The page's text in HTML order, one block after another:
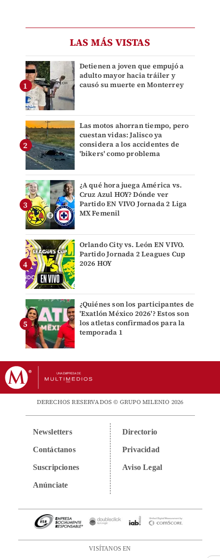
LAS MÁS VISTAS
Detienen a joven que empujó a
adulto mayor hacia tráiler y
causó su muerte en Monterrey
Las motos ahorran tiempo, pero
cuestan vidas: Jalisco ya
considera a los accidentes de
'bikers' como problema
¿A qué hora juega América vs.
Cruz Azul HOY? Dónde ver
Partido EN VIVO Jornada 2 Liga
MX Femenil
Orlando City vs. León EN VIVO.
Partido Jornada 2 Leagues Cup
2026 HOY
¿Quiénes son los participantes de
'Exatlón México 2026'? Estos son
los atletas confirmados para la
temporada 1
DERECHOS RESERVADOS © GRUPO MILENIO 2026
Newsletters
Contáctanos
Suscripciones
Anúnciate
Directorio
Privacidad
Aviso Legal
VISÍTANOS EN